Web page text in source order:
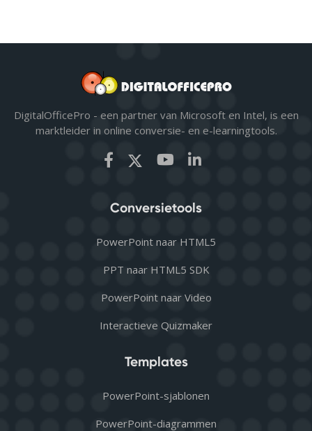
DigitalOfficePro - een partner van Microsoft en Intel, is een
marktleider in online conversie- en e-learningtools.
Conversietools
PowerPoint naar HTML5
PPT naar HTML5 SDK
PowerPoint naar Video
Interactieve Quizmaker
Templates
PowerPoint-sjablonen
PowerPoint-diagrammen